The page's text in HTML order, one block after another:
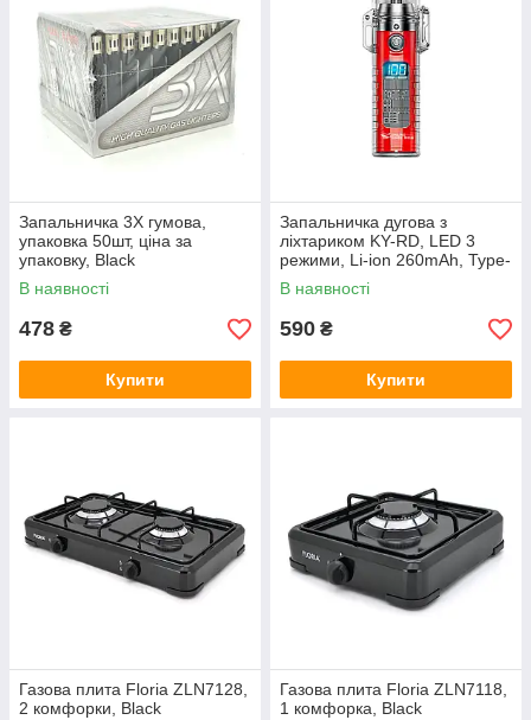
Запальничка 3X гумова,
упаковка 50шт, ціна за
упаковку, Black
В наявності
478 ₴
Купити
Запальничка дугова з
ліхтариком KY-RD, LED 3
режими, Li-ion 260mAh, Type-
C, IP56, 95x28mm, Red, BOX
В наявності
590 ₴
Купити
Газова плита Floria ZLN7128,
2 комфорки, Black
Газова плита Floria ZLN7118,
1 комфорка, Black